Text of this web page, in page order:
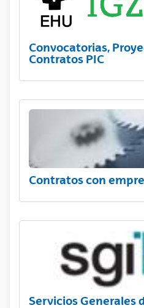
Convocatorias,
Contratos PIC
Contratos con
Servicios Generales